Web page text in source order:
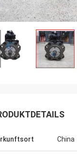
China